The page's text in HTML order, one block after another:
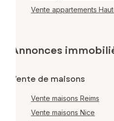
Vente appartements
Annonces
Vente de maisons
Vente maisons Reims
Vente maisons Nice